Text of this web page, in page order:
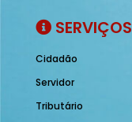
SERVIÇOS
Cidadão
Servidor
Tributário